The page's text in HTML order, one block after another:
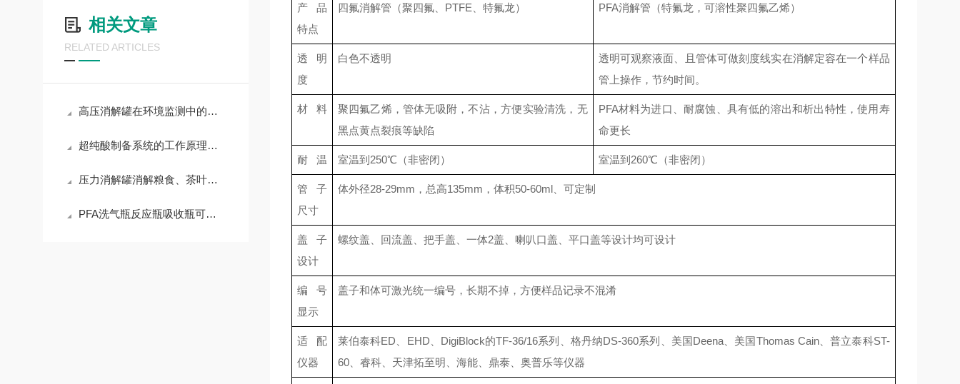
相关文章
RELATED ARTICLES
高压消解罐在环境监测中的应用
超纯酸制备系统的工作原理及应用
压力消解罐消解粮食、茶叶农产品等实验方法具体步骤
PFA洗气瓶反应瓶吸收瓶可定制PFA冲击反应瓶
产品
特点
四氟消解管（聚四氟、PTFE、特氟龙） PFA消解管（特氟龙，可溶性聚四氟乙烯）
透明
度
白色不透明 透明可观察液面、且管体可做刻度线实在消解定容在一个样品
管上操作，节约时间。
材 料 聚四氟乙烯，管体无吸附，不沾，方便实验清洗，无
黑点黄点裂痕等缺陷
PFA材料为进口、耐腐蚀、具有低的溶出和析出特性，使用寿
命更长
耐 温 室温到250℃ （非密闭） 室温到260℃ （非密闭）
管子
尺寸
体外径28-29mm，总高135mm，体积50-60ml、可定制
盖子
设计
螺纹盖、回流盖、把手盖、一体2盖、喇叭口盖、平口盖等设计均可设计
编号
显示
盖子和体可激光统一编号，长期不掉，方便样品记录不混淆
适配
仪器
莱伯泰科ED、EHD、 DigiBlock的TF-36/16系列、格丹纳DS-360系列、 美国Deena、 美国Thomas Cain、普立泰科ST-
60、睿科、天津拓至明、海能、鼎泰、奥普乐等仪器